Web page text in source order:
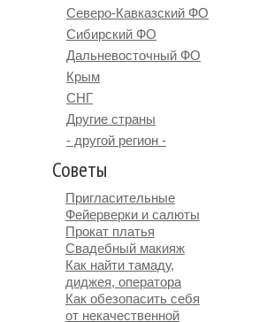
Северо-Кавказский ФО
Сибирский ФО
Дальневосточный ФО
Крым
СНГ
Другие страны
- другой регион -
Советы
Пригласительные
Фейерверки и салюты
Прокат платья
Свадебный макияж
Как найти тамаду,
диджея, оператора
Как обезопасить себя
от некачественной